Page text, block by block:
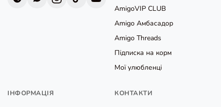
AmigoVIP CLUB
Amigo Амбасадор
Amigo Threads
Підписка на корм
Мої улюбленці
ІНФОРМАЦІЯ КОНТАКТИ